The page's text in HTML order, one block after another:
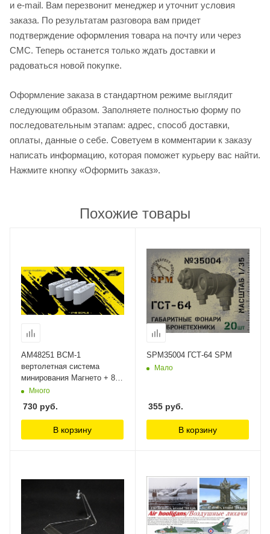
и e-mail. Вам перезвонит менеджер и уточнит условия
заказа. По результатам разговора вам придет
подтверждение оформления товара на почту или через
СМС. Теперь останется только ждать доставки и
радоваться новой покупке.
Оформление заказа в стандартном режиме выглядит
следующим образом. Заполняете полностью форму по
последовательным этапам: адрес, способ доставки,
оплаты, данные о себе. Советуем в комментарии к заказу
написать информацию, которая поможет курьеру вас найти.
Нажмите кнопку «Оформить заказ».
Похожие товары
AM48251 ВСМ-1
вертолетная система
минирования Магнето + 8
магнитов (Не Для
Models 1/48
Много
730 руб.
В корзину
SPM35004 ГСТ-64 SPM
Мало
355 руб.
В корзину